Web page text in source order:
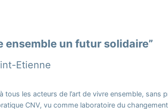
ensemble un futur solidaire”
Etienne
tous les acteurs de l’art de vivre ensemble,
CNV, vu comme laboratoire du